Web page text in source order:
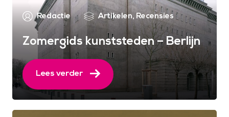
Redactie Artikelen, Recensies
Zomergids kunststeden – Berlijn
Lees verder